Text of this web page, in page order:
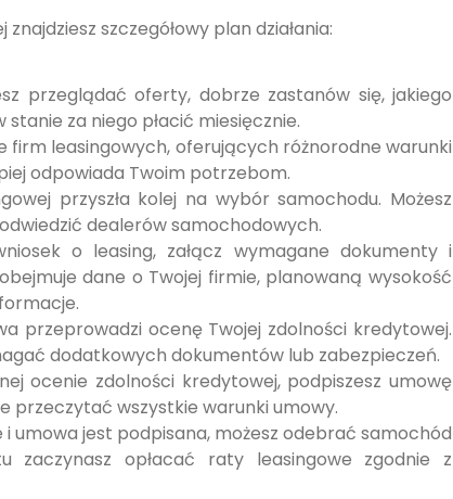
szczegółowy plan działania:
przeglądać oferty, dobrze zastanów się, jakiego
za niego płacić miesięcznie.
firm leasingowych, oferujących różnorodne warunki
odpowiada Twoim potrzebom.
przyszła kolej na wybór samochodu. Możesz
dealerów samochodowych.
o leasing, załącz wymagane dokumenty i
dane o Twojej firmie, planowaną wysokość
przeprowadzi ocenę Twojej zdolności kredytowej.
dodatkowych dokumentów lub zabezpieczeń.
ocenie zdolności kredytowej, podpiszesz umowę
przeczytać wszystkie warunki umowy.
i umowa jest podpisana, możesz odebrać samochód
opłacać raty leasingowe zgodnie z